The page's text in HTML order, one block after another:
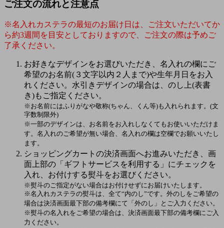
ご注文の流れと注意点
※名入れカステラの最短のお届け日は、ご注文いただいてか
ら約3週間を目安としておりますので、ご注文の際は予めご
了承ください。
お好きなデザインをお選びいただき、名入れの欄にご
希望のお名前(３文字以内２人まで)や生年月日をお入
れください。水引きデザインの場合は、のし上(表書
き)もご指定ください。
※お名前にはふりがなや敬称(ちゃん、くん等)も入れられます。(文
字数制限外)
※一部のデザインは、お名前をお入れしなくてもお使いいただけま
す。名入れのご希望が無い場合、名入れの欄は空欄でお願いいたし
ます。
ショッピングカートの決済画面へお進みいただき、画
面上部の「ギフトサービスを利用する」にチェックを
入れ、お付けする熨斗をお選びください。
※熨斗のご指定がない場合はお付けせずにお届けいたします。
※名入れカステラの熨斗は、全て“内のし”です。外のしをご希望の
場合は決済画面最下部の備考欄にて「外のし」とご入力ください。
※熨斗の名入れをご希望の場合は、決済画面最下部の備考欄にご入
力ください。